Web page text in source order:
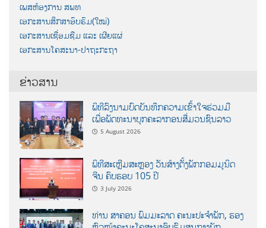
ເພສຫ້ອງການ ສພທ
ເອກະສານສຶກສາອົບຮົມ(ໃໝ່)
ເອກະສານເຊື່ອມຊືມ ແລະ ເຜີຍແຜ່
ເອກະສານໂຄສະນາ-ປາຖະກະຖາ
ຂ່າວສານ
ພິທີລົງນາມບົດບັນທຶກຄວາມເຂົ້າໃຈຮ່ວມມື
ເພື່ອພັດທະນາບຸກຄະລາກອນສື່ມວນຊົນລາວ
5 August 2026
ພິທີສະເຫຼີມສະຫຼອງ ວັນສ້າງຕັ້ງພັກກອມມູນິດ
ຈີນ ຄົບຮອບ 105 ປີ
3 July 2026
ທ່ານ ສາຄອນ ພົມມະລາດ ຄະນະປະຈໍາພັກ, ຮອງ